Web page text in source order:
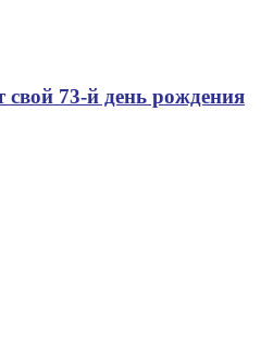
73-й день рождения